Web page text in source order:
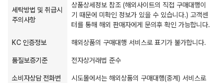
세탁방법 및 취급시
주의사항
상품상세정보 참조 (해외사이트의 직접 구매대행이
기 때문에 미확인 정보가 있을 수 있습니다.) 고객센
터를 통해 해외 판매자에게 문의후 확인 가능합니다.
KC 인증정보 해외상품의 구매대행 서비스로 표기가 불가합니다.
품질보증기준 전자상거래법 준수
소비자상담 전화번
시도몰에서는 해외상품의 구매대행(중계) 서비스로